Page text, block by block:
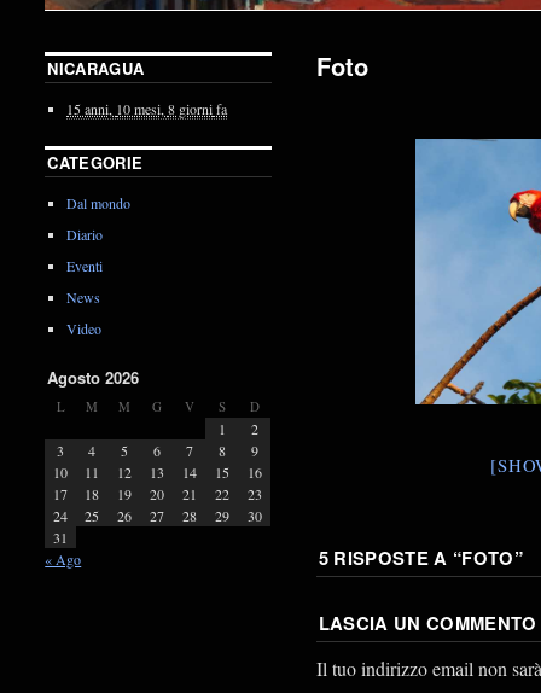
Foto
5 RISPOSTE A “FOTO”
LASCIA UN COMMENTO
Il tuo indirizzo email non
NICARAGUA
15 anni, 10 mesi, 8 giornifa
CATEGORIE
Dal mondo
Diario
Eventi
News
Video
Agosto 2026
L M M G V S D
1
2
3
4 5 6 7 8
9
10
11 12 13 14 15
16
17
18 19 20 21 22
23
24
25 26 27 28 29
30
31
« Ago